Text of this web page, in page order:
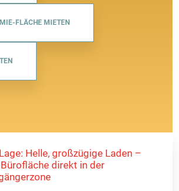
FLÄCHE MIETEN
Helle, großzügige Laden –
direkt in der